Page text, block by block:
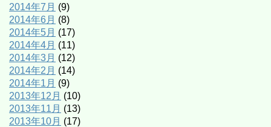
2014年7月 (9)
2014年6月 (8)
2014年5月 (17)
2014年4月 (11)
2014年3月 (12)
2014年2月 (14)
2014年1月 (9)
2013年12月 (10)
2013年11月 (13)
2013年10月 (17)